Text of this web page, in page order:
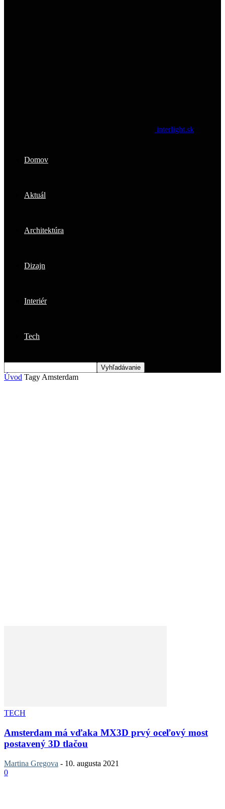
interlight.sk
Domov
Aktuál
Architektúra
Dizajn
Interiér
Tech
Úvod Tagy Amsterdam
TECH
Amsterdam má vďaka MX3D prvý oceľový most
postavený 3D tlačou
Martina Gregova - 10. augusta 2021
0